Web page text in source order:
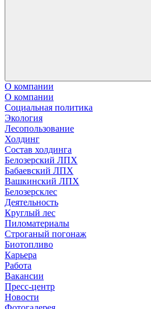
О компании
О компании
Социальная политика
Экология
Лесопользование
Холдинг
Состав холдинга
Белозерский ЛПХ
Бабаевский ЛПХ
Вашкинский ЛПХ
Белозерсклес
Деятельность
Круглый лес
Пиломатериалы
Строганый погонаж
Биотопливо
Карьера
Работа
Вакансии
Пресс-центр
Новости